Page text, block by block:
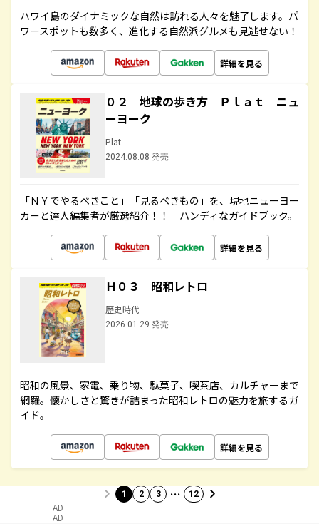
ハワイ島のダイナミックな自然は訪れる人々を魅了します。パ
ワースポットも数多く、進化する自然派グルメも見逃せない！
詳細を見る
０２ 地球の歩き方 Ｐｌａｔ ニュ
ーヨーク
Plat
2024.08.08 発売
「ＮＹでやるべきこと」「見るべきもの」を、現地ニューヨー
カーと達人編集者が厳選紹介！！ ハンディなガイドブック。
詳細を見る
Ｈ０３ 昭和レトロ
歴史時代
2026.01.29 発売
昭和の風景、家電、乗り物、駄菓子、喫茶店、カルチャーまで
網羅。懐かしさと驚きが詰まった昭和レトロの魅力を旅するガ
イド。
詳細を見る
1 2 3 … 12
AD
AD